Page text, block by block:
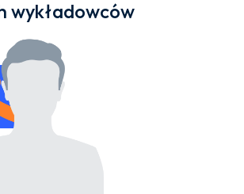
wykładowców